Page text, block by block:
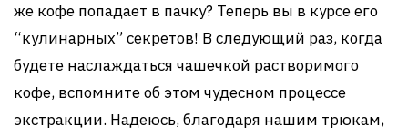
же кофе попадает в пачку? Теперь вы в курсе его
“кулинарных” секретов! В следующий раз, когда
будете наслаждаться чашечкой растворимого
кофе, вспомните об этом чудесном процессе
экстракции. Надеюсь, благодаря нашим трюкам,